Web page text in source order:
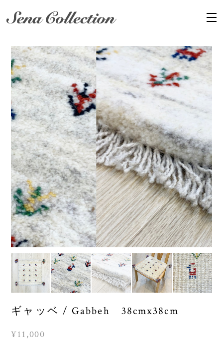
ギャッベ / Gabbeh 38cmx38cm
¥11,000